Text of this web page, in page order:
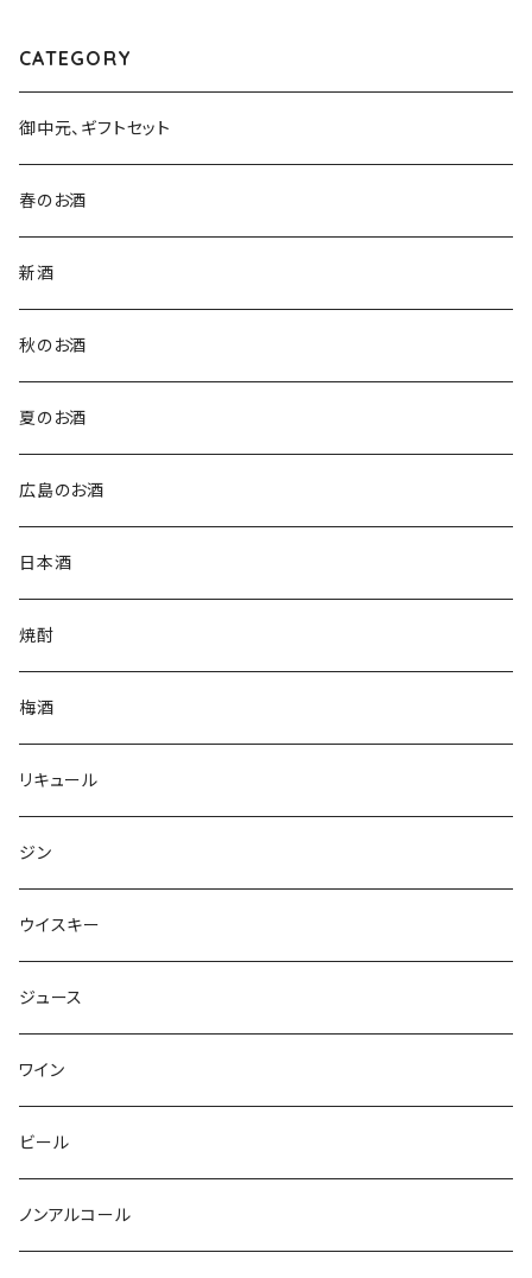
CATEGORY
御中元、ギフトセット
春のお酒
新酒
秋のお酒
夏のお酒
広島のお酒
日本酒
焼酎
梅酒
リキュール
ジン
ウイスキー
ジュース
ワイン
ビール
ノンアルコール